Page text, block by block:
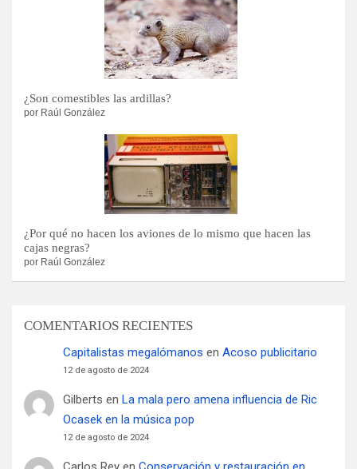
¿Son comestibles las ardillas?
por Raúl González
¿Por qué no hacen los aviones de lo mismo que hacen las
cajas negras?
por Raúl González
COMENTARIOS RECIENTES
Capitalistas megalómanos en Acoso publicitario
12 de agosto de 2024
Gilberts en La mala pero amena influencia de Ric
Ocasek en la música pop
12 de agosto de 2024